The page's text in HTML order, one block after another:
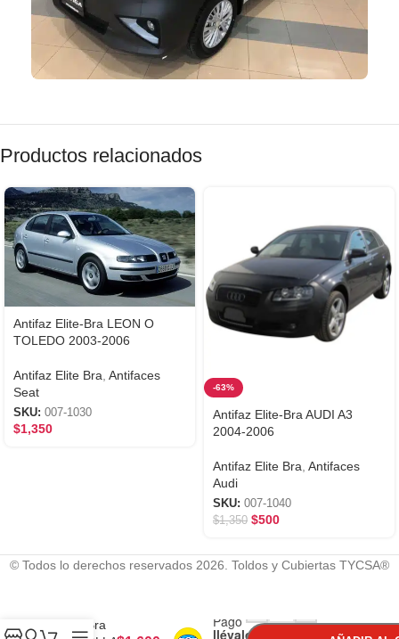
Productos relacionados
Antifaz Elite-Bra LEON O
TOLEDO 2003-2006
Antifaz Elite Bra Antifaces
Seat
SKU: 007-1030
$1,350
-63%
Antifaz Elite-Bra AUDI A3
2004-2006
Antifaz Elite Bra Antifaces
Audi
SKU: 007-1040
$1,350 $500
© Todos lo derechos reservados 2026. Toldos y Cubiertas TYCSA®
Elite-Bra
Pago
llévalo